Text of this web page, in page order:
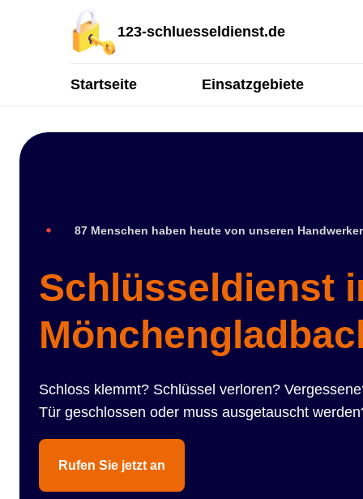
123-schluesseldienst.de
Startseite Einsatzgebiete
87 Menschen haben heute von unseren
Schlüsseldienst
Schloss klemmt? Schlüssel verloren?
Tür geschlossen oder muss ausgetauscht
Rufen Sie jetzt an